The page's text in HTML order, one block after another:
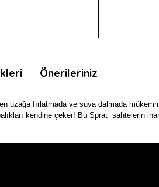
Önerileriniz
uzağa fırlatmada ve suya dalmada
kendine çeker! Bu Sprat sahtelerin